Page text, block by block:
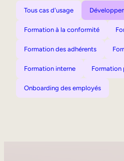
Tous cas d'usage
Formation à la conformité
Formation des adhérents
Formation interne Formation
Onboarding des employés